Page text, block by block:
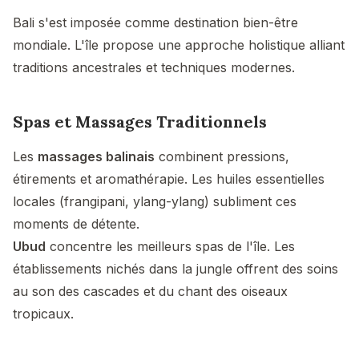
Bali s'est imposée comme destination bien-être
mondiale. L'île propose une approche holistique alliant
traditions ancestrales et techniques modernes.
Spas et Massages Traditionnels
Les massages balinais combinent pressions,
étirements et aromathérapie. Les huiles essentielles
locales (frangipani, ylang-ylang) subliment ces
moments de détente.
Ubud concentre les meilleurs spas de l'île. Les
établissements nichés dans la jungle offrent des soins
au son des cascades et du chant des oiseaux
tropicaux.